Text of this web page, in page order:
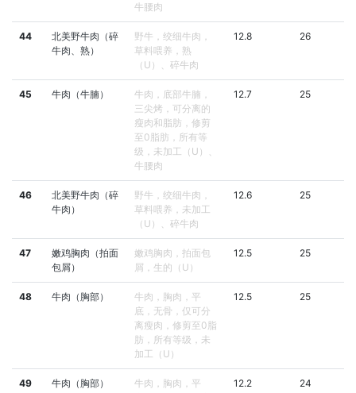
牛腰肉
44
北美野牛肉（碎
牛肉、熟）
野牛，绞细牛肉，
草料喂养，熟
（U）、碎牛肉
12.8 26
45 牛肉（牛腩）
牛肉，底部牛腩，
三尖烤，可分离的
瘦肉和脂肪，修剪
至0脂肪，所有等
级，未加工（U）、
牛腰肉
12.7 25
46
北美野牛肉（碎
牛肉）
野牛，绞细牛肉，
草料喂养，未加工
（U）、碎牛肉
12.6 25
47
嫩鸡胸肉（拍面
包屑）
嫩鸡胸肉，拍面包
屑，生的（U）
12.5 25
48 牛肉（胸部）
牛肉，胸肉，平
底，无骨，仅可分
离瘦肉，修剪至0脂
肪，所有等级，未
加工（U）
12.5 25
49 牛肉（胸部）
牛肉，胸肉，平
12.2 24